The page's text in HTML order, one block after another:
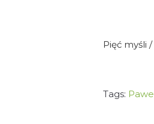
Pięć myśli
Tags: